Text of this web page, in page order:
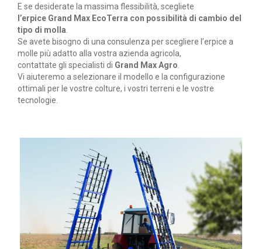
E se desiderate la massima flessibilità, scegliete
l’erpice Grand Max EcoTerra con possibilità di cambio del
tipo di molla.
Se avete bisogno di una consulenza per scegliere l’erpice a
molle più adatto alla vostra azienda agricola,
contattate gli specialisti di Grand Max Agro.
Vi aiuteremo a selezionare il modello e la configurazione
ottimali per le vostre colture, i vostri terreni e le vostre
tecnologie.